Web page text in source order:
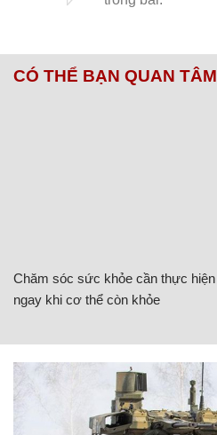
CÓ THỂ BẠN QUAN TÂM
Chăm sóc sức khỏe cần thực hiện
ngay khi cơ thể còn khỏe